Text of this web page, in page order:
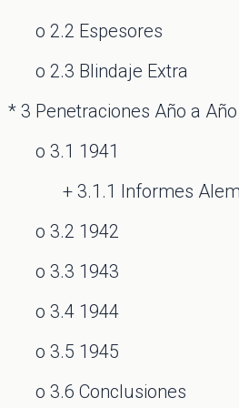
o 2.2 Espesores
o 2.3 Blindaje Extra
* 3 Penetraciones Año a Año
o 3.1 1941
+ 3.1.1 Informes
o 3.2 1942
o 3.3 1943
o 3.4 1944
o 3.5 1945
o 3.6 Conclusiones